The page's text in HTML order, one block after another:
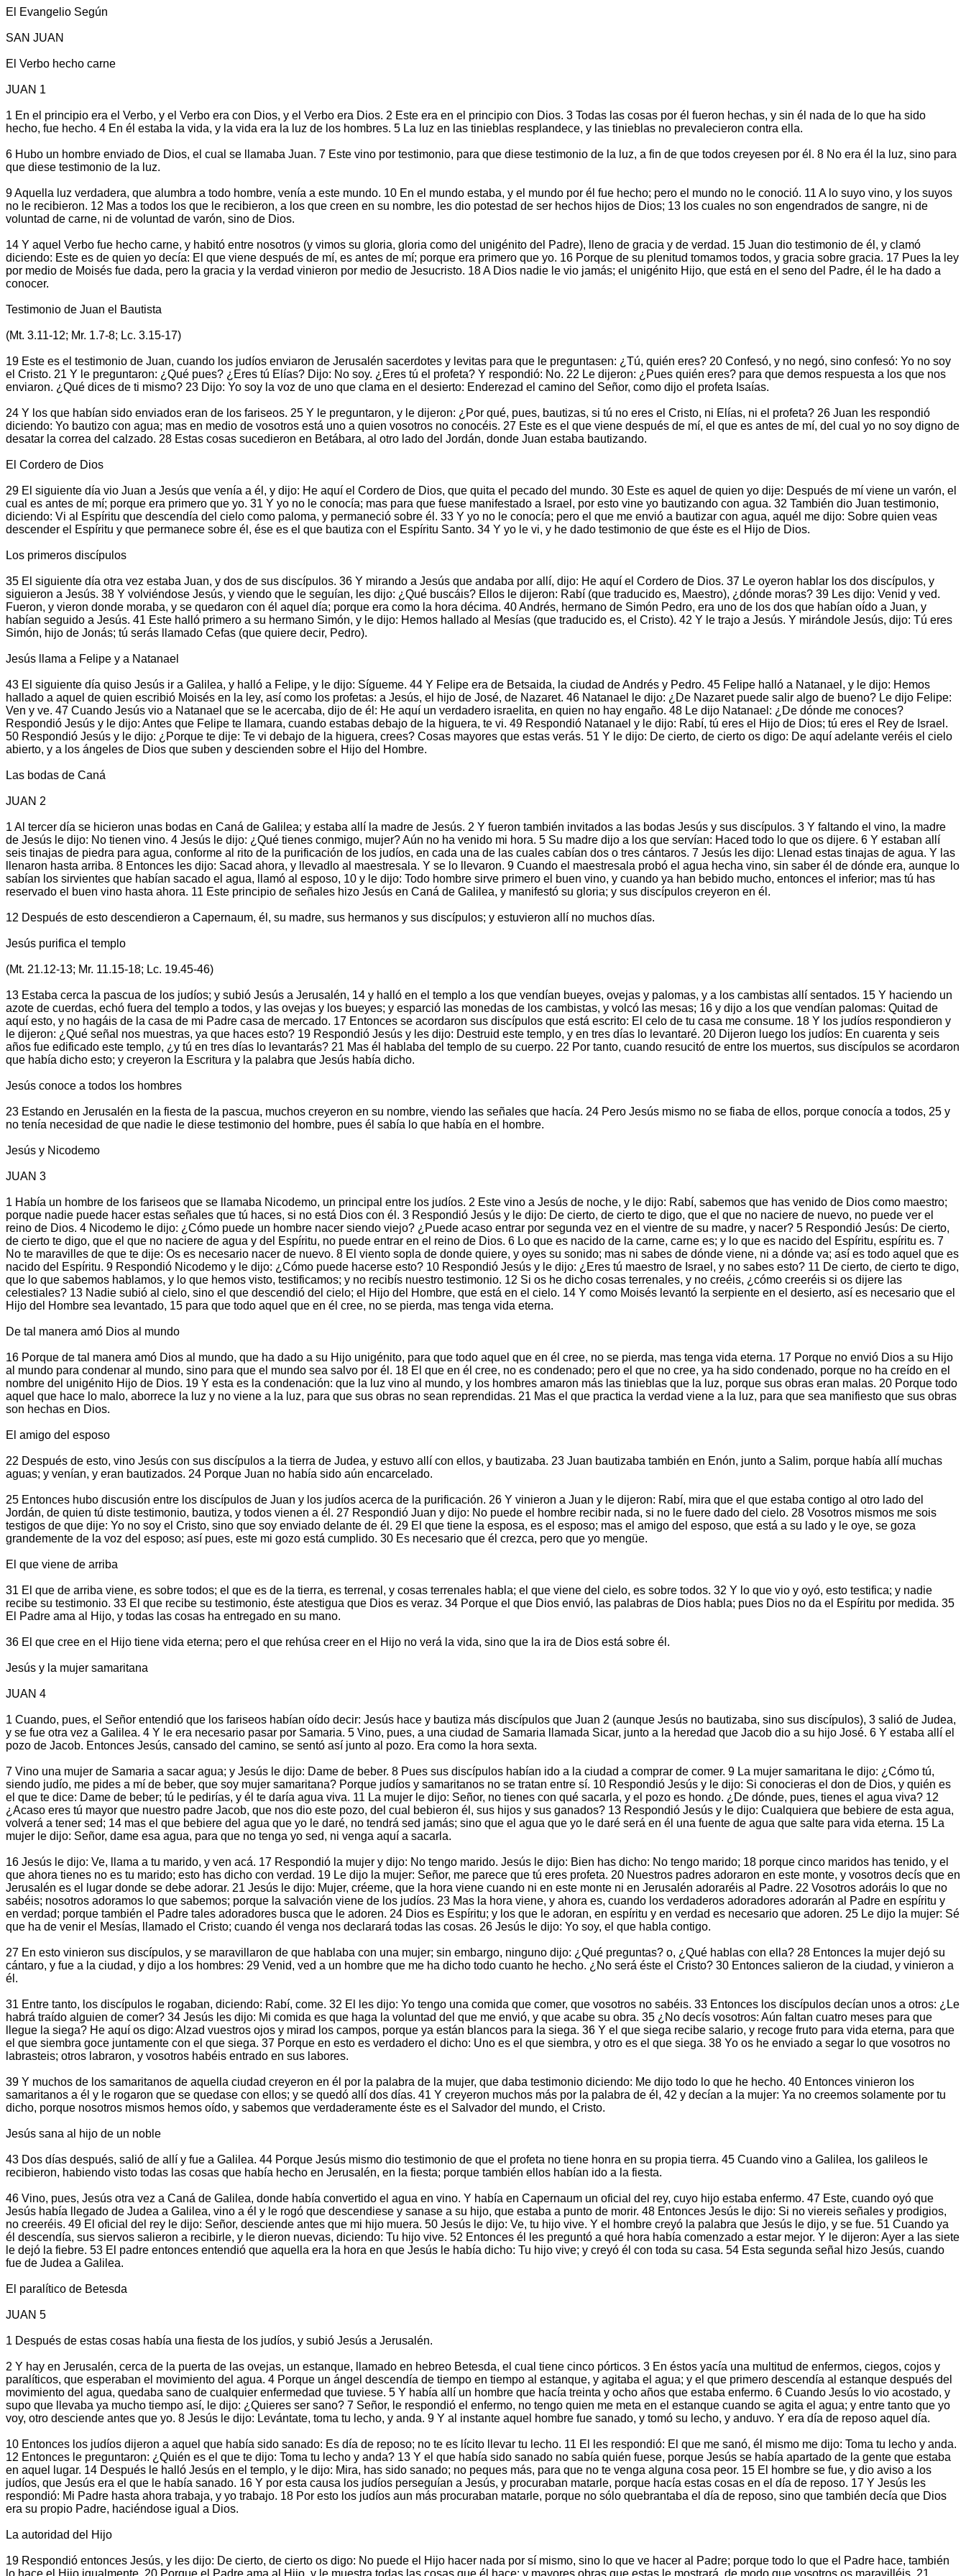
El Evangelio Según
SAN JUAN
El Verbo hecho carne
JUAN 1
1 En el principio era el Verbo, y el Verbo era con Dios, y el Verbo era Dios. 2 Este era en el principio con Dios. 3 Todas las cosas por él fueron hechas, y sin él nada de lo que ha sido
hecho, fue hecho. 4 En él estaba la vida, y la vida era la luz de los hombres. 5 La luz en las tinieblas resplandece, y las tinieblas no prevalecieron contra ella.
6 Hubo un hombre enviado de Dios, el cual se llamaba Juan. 7 Este vino por testimonio, para que diese testimonio de la luz, a fin de que todos creyesen por él. 8 No era él la luz, sino para
que diese testimonio de la luz.
9 Aquella luz verdadera, que alumbra a todo hombre, venía a este mundo. 10 En el mundo estaba, y el mundo por él fue hecho; pero el mundo no le conoció. 11 A lo suyo vino, y los suyos
no le recibieron. 12 Mas a todos los que le recibieron, a los que creen en su nombre, les dio potestad de ser hechos hijos de Dios; 13 los cuales no son engendrados de sangre, ni de
voluntad de carne, ni de voluntad de varón, sino de Dios.
14 Y aquel Verbo fue hecho carne, y habitó entre nosotros (y vimos su gloria, gloria como del unigénito del Padre), lleno de gracia y de verdad. 15 Juan dio testimonio de él, y clamó
diciendo: Este es de quien yo decía: El que viene después de mí, es antes de mí; porque era primero que yo. 16 Porque de su plenitud tomamos todos, y gracia sobre gracia. 17 Pues la ley
por medio de Moisés fue dada, pero la gracia y la verdad vinieron por medio de Jesucristo. 18 A Dios nadie le vio jamás; el unigénito Hijo, que está en el seno del Padre, él le ha dado a
conocer.
Testimonio de Juan el Bautista
(Mt. 3.11-12; Mr. 1.7-8; Lc. 3.15-17)
19 Este es el testimonio de Juan, cuando los judíos enviaron de Jerusalén sacerdotes y levitas para que le preguntasen: ¿Tú, quién eres? 20 Confesó, y no negó, sino confesó: Yo no soy
el Cristo. 21 Y le preguntaron: ¿Qué pues? ¿Eres tú Elías? Dijo: No soy. ¿Eres tú el profeta? Y respondió: No. 22 Le dijeron: ¿Pues quién eres? para que demos respuesta a los que nos
enviaron. ¿Qué dices de ti mismo? 23 Dijo: Yo soy la voz de uno que clama en el desierto: Enderezad el camino del Señor, como dijo el profeta Isaías.
24 Y los que habían sido enviados eran de los fariseos. 25 Y le preguntaron, y le dijeron: ¿Por qué, pues, bautizas, si tú no eres el Cristo, ni Elías, ni el profeta? 26 Juan les respondió
diciendo: Yo bautizo con agua; mas en medio de vosotros está uno a quien vosotros no conocéis. 27 Este es el que viene después de mí, el que es antes de mí, del cual yo no soy digno de
desatar la correa del calzado. 28 Estas cosas sucedieron en Betábara, al otro lado del Jordán, donde Juan estaba bautizando.
El Cordero de Dios
29 El siguiente día vio Juan a Jesús que venía a él, y dijo: He aquí el Cordero de Dios, que quita el pecado del mundo. 30 Este es aquel de quien yo dije: Después de mí viene un varón, el
cual es antes de mí; porque era primero que yo. 31 Y yo no le conocía; mas para que fuese manifestado a Israel, por esto vine yo bautizando con agua. 32 También dio Juan testimonio,
diciendo: Vi al Espíritu que descendía del cielo como paloma, y permaneció sobre él. 33 Y yo no le conocía; pero el que me envió a bautizar con agua, aquél me dijo: Sobre quien veas
descender el Espíritu y que permanece sobre él, ése es el que bautiza con el Espíritu Santo. 34 Y yo le vi, y he dado testimonio de que éste es el Hijo de Dios.
Los primeros discípulos
35 El siguiente día otra vez estaba Juan, y dos de sus discípulos. 36 Y mirando a Jesús que andaba por allí, dijo: He aquí el Cordero de Dios. 37 Le oyeron hablar los dos discípulos, y
siguieron a Jesús. 38 Y volviéndose Jesús, y viendo que le seguían, les dijo: ¿Qué buscáis? Ellos le dijeron: Rabí (que traducido es, Maestro), ¿dónde moras? 39 Les dijo: Venid y ved.
Fueron, y vieron donde moraba, y se quedaron con él aquel día; porque era como la hora décima. 40 Andrés, hermano de Simón Pedro, era uno de los dos que habían oído a Juan, y
habían seguido a Jesús. 41 Este halló primero a su hermano Simón, y le dijo: Hemos hallado al Mesías (que traducido es, el Cristo). 42 Y le trajo a Jesús. Y mirándole Jesús, dijo: Tú eres
Simón, hijo de Jonás; tú serás llamado Cefas (que quiere decir, Pedro).
Jesús llama a Felipe y a Natanael
43 El siguiente día quiso Jesús ir a Galilea, y halló a Felipe, y le dijo: Sígueme. 44 Y Felipe era de Betsaida, la ciudad de Andrés y Pedro. 45 Felipe halló a Natanael, y le dijo: Hemos
hallado a aquel de quien escribió Moisés en la ley, así como los profetas: a Jesús, el hijo de José, de Nazaret. 46 Natanael le dijo: ¿De Nazaret puede salir algo de bueno? Le dijo Felipe:
Ven y ve. 47 Cuando Jesús vio a Natanael que se le acercaba, dijo de él: He aquí un verdadero israelita, en quien no hay engaño. 48 Le dijo Natanael: ¿De dónde me conoces?
Respondió Jesús y le dijo: Antes que Felipe te llamara, cuando estabas debajo de la higuera, te vi. 49 Respondió Natanael y le dijo: Rabí, tú eres el Hijo de Dios; tú eres el Rey de Israel.
50 Respondió Jesús y le dijo: ¿Porque te dije: Te vi debajo de la higuera, crees? Cosas mayores que estas verás. 51 Y le dijo: De cierto, de cierto os digo: De aquí adelante veréis el cielo
abierto, y a los ángeles de Dios que suben y descienden sobre el Hijo del Hombre.
Las bodas de Caná
JUAN 2
1 Al tercer día se hicieron unas bodas en Caná de Galilea; y estaba allí la madre de Jesús. 2 Y fueron también invitados a las bodas Jesús y sus discípulos. 3 Y faltando el vino, la madre
de Jesús le dijo: No tienen vino. 4 Jesús le dijo: ¿Qué tienes conmigo, mujer? Aún no ha venido mi hora. 5 Su madre dijo a los que servían: Haced todo lo que os dijere. 6 Y estaban allí
seis tinajas de piedra para agua, conforme al rito de la purificación de los judíos, en cada una de las cuales cabían dos o tres cántaros. 7 Jesús les dijo: Llenad estas tinajas de agua. Y las
llenaron hasta arriba. 8 Entonces les dijo: Sacad ahora, y llevadlo al maestresala. Y se lo llevaron. 9 Cuando el maestresala probó el agua hecha vino, sin saber él de dónde era, aunque lo
sabían los sirvientes que habían sacado el agua, llamó al esposo, 10 y le dijo: Todo hombre sirve primero el buen vino, y cuando ya han bebido mucho, entonces el inferior; mas tú has
reservado el buen vino hasta ahora. 11 Este principio de señales hizo Jesús en Caná de Galilea, y manifestó su gloria; y sus discípulos creyeron en él.
12 Después de esto descendieron a Capernaum, él, su madre, sus hermanos y sus discípulos; y estuvieron allí no muchos días.
Jesús purifica el templo
(Mt. 21.12-13; Mr. 11.15-18; Lc. 19.45-46)
13 Estaba cerca la pascua de los judíos; y subió Jesús a Jerusalén, 14 y halló en el templo a los que vendían bueyes, ovejas y palomas, y a los cambistas allí sentados. 15 Y haciendo un
azote de cuerdas, echó fuera del templo a todos, y las ovejas y los bueyes; y esparció las monedas de los cambistas, y volcó las mesas; 16 y dijo a los que vendían palomas: Quitad de
aquí esto, y no hagáis de la casa de mi Padre casa de mercado. 17 Entonces se acordaron sus discípulos que está escrito: El celo de tu casa me consume. 18 Y los judíos respondieron y
le dijeron: ¿Qué señal nos muestras, ya que haces esto? 19 Respondió Jesús y les dijo: Destruid este templo, y en tres días lo levantaré. 20 Dijeron luego los judíos: En cuarenta y seis
años fue edificado este templo, ¿y tú en tres días lo levantarás? 21 Mas él hablaba del templo de su cuerpo. 22 Por tanto, cuando resucitó de entre los muertos, sus discípulos se acordaron
que había dicho esto; y creyeron la Escritura y la palabra que Jesús había dicho.
Jesús conoce a todos los hombres
23 Estando en Jerusalén en la fiesta de la pascua, muchos creyeron en su nombre, viendo las señales que hacía. 24 Pero Jesús mismo no se fiaba de ellos, porque conocía a todos, 25 y
no tenía necesidad de que nadie le diese testimonio del hombre, pues él sabía lo que había en el hombre.
Jesús y Nicodemo
JUAN 3
1 Había un hombre de los fariseos que se llamaba Nicodemo, un principal entre los judíos. 2 Este vino a Jesús de noche, y le dijo: Rabí, sabemos que has venido de Dios como maestro;
porque nadie puede hacer estas señales que tú haces, si no está Dios con él. 3 Respondió Jesús y le dijo: De cierto, de cierto te digo, que el que no naciere de nuevo, no puede ver el
reino de Dios. 4 Nicodemo le dijo: ¿Cómo puede un hombre nacer siendo viejo? ¿Puede acaso entrar por segunda vez en el vientre de su madre, y nacer? 5 Respondió Jesús: De cierto,
de cierto te digo, que el que no naciere de agua y del Espíritu, no puede entrar en el reino de Dios. 6 Lo que es nacido de la carne, carne es; y lo que es nacido del Espíritu, espíritu es. 7
No te maravilles de que te dije: Os es necesario nacer de nuevo. 8 El viento sopla de donde quiere, y oyes su sonido; mas ni sabes de dónde viene, ni a dónde va; así es todo aquel que es
nacido del Espíritu. 9 Respondió Nicodemo y le dijo: ¿Cómo puede hacerse esto? 10 Respondió Jesús y le dijo: ¿Eres tú maestro de Israel, y no sabes esto? 11 De cierto, de cierto te digo,
que lo que sabemos hablamos, y lo que hemos visto, testificamos; y no recibís nuestro testimonio. 12 Si os he dicho cosas terrenales, y no creéis, ¿cómo creeréis si os dijere las
celestiales? 13 Nadie subió al cielo, sino el que descendió del cielo; el Hijo del Hombre, que está en el cielo. 14 Y como Moisés levantó la serpiente en el desierto, así es necesario que el
Hijo del Hombre sea levantado, 15 para que todo aquel que en él cree, no se pierda, mas tenga vida eterna.
De tal manera amó Dios al mundo
16 Porque de tal manera amó Dios al mundo, que ha dado a su Hijo unigénito, para que todo aquel que en él cree, no se pierda, mas tenga vida eterna. 17 Porque no envió Dios a su Hijo
al mundo para condenar al mundo, sino para que el mundo sea salvo por él. 18 El que en él cree, no es condenado; pero el que no cree, ya ha sido condenado, porque no ha creído en el
nombre del unigénito Hijo de Dios. 19 Y esta es la condenación: que la luz vino al mundo, y los hombres amaron más las tinieblas que la luz, porque sus obras eran malas. 20 Porque todo
aquel que hace lo malo, aborrece la luz y no viene a la luz, para que sus obras no sean reprendidas. 21 Mas el que practica la verdad viene a la luz, para que sea manifiesto que sus obras
son hechas en Dios.
El amigo del esposo
22 Después de esto, vino Jesús con sus discípulos a la tierra de Judea, y estuvo allí con ellos, y bautizaba. 23 Juan bautizaba también en Enón, junto a Salim, porque había allí muchas
aguas; y venían, y eran bautizados. 24 Porque Juan no había sido aún encarcelado.
25 Entonces hubo discusión entre los discípulos de Juan y los judíos acerca de la purificación. 26 Y vinieron a Juan y le dijeron: Rabí, mira que el que estaba contigo al otro lado del
Jordán, de quien tú diste testimonio, bautiza, y todos vienen a él. 27 Respondió Juan y dijo: No puede el hombre recibir nada, si no le fuere dado del cielo. 28 Vosotros mismos me sois
testigos de que dije: Yo no soy el Cristo, sino que soy enviado delante de él. 29 El que tiene la esposa, es el esposo; mas el amigo del esposo, que está a su lado y le oye, se goza
grandemente de la voz del esposo; así pues, este mi gozo está cumplido. 30 Es necesario que él crezca, pero que yo mengüe.
El que viene de arriba
31 El que de arriba viene, es sobre todos; el que es de la tierra, es terrenal, y cosas terrenales habla; el que viene del cielo, es sobre todos. 32 Y lo que vio y oyó, esto testifica; y nadie
recibe su testimonio. 33 El que recibe su testimonio, éste atestigua que Dios es veraz. 34 Porque el que Dios envió, las palabras de Dios habla; pues Dios no da el Espíritu por medida. 35
El Padre ama al Hijo, y todas las cosas ha entregado en su mano.
36 El que cree en el Hijo tiene vida eterna; pero el que rehúsa creer en el Hijo no verá la vida, sino que la ira de Dios está sobre él.
Jesús y la mujer samaritana
JUAN 4
1 Cuando, pues, el Señor entendió que los fariseos habían oído decir: Jesús hace y bautiza más discípulos que Juan 2 (aunque Jesús no bautizaba, sino sus discípulos), 3 salió de Judea,
y se fue otra vez a Galilea. 4 Y le era necesario pasar por Samaria. 5 Vino, pues, a una ciudad de Samaria llamada Sicar, junto a la heredad que Jacob dio a su hijo José. 6 Y estaba allí el
pozo de Jacob. Entonces Jesús, cansado del camino, se sentó así junto al pozo. Era como la hora sexta.
7 Vino una mujer de Samaria a sacar agua; y Jesús le dijo: Dame de beber. 8 Pues sus discípulos habían ido a la ciudad a comprar de comer. 9 La mujer samaritana le dijo: ¿Cómo tú,
siendo judío, me pides a mí de beber, que soy mujer samaritana? Porque judíos y samaritanos no se tratan entre sí. 10 Respondió Jesús y le dijo: Si conocieras el don de Dios, y quién es
el que te dice: Dame de beber; tú le pedirías, y él te daría agua viva. 11 La mujer le dijo: Señor, no tienes con qué sacarla, y el pozo es hondo. ¿De dónde, pues, tienes el agua viva? 12
¿Acaso eres tú mayor que nuestro padre Jacob, que nos dio este pozo, del cual bebieron él, sus hijos y sus ganados? 13 Respondió Jesús y le dijo: Cualquiera que bebiere de esta agua,
volverá a tener sed; 14 mas el que bebiere del agua que yo le daré, no tendrá sed jamás; sino que el agua que yo le daré será en él una fuente de agua que salte para vida eterna. 15 La
mujer le dijo: Señor, dame esa agua, para que no tenga yo sed, ni venga aquí a sacarla.
16 Jesús le dijo: Ve, llama a tu marido, y ven acá. 17 Respondió la mujer y dijo: No tengo marido. Jesús le dijo: Bien has dicho: No tengo marido; 18 porque cinco maridos has tenido, y el
que ahora tienes no es tu marido; esto has dicho con verdad. 19 Le dijo la mujer: Señor, me parece que tú eres profeta. 20 Nuestros padres adoraron en este monte, y vosotros decís que en
Jerusalén es el lugar donde se debe adorar. 21 Jesús le dijo: Mujer, créeme, que la hora viene cuando ni en este monte ni en Jerusalén adoraréis al Padre. 22 Vosotros adoráis lo que no
sabéis; nosotros adoramos lo que sabemos; porque la salvación viene de los judíos. 23 Mas la hora viene, y ahora es, cuando los verdaderos adoradores adorarán al Padre en espíritu y
en verdad; porque también el Padre tales adoradores busca que le adoren. 24 Dios es Espíritu; y los que le adoran, en espíritu y en verdad es necesario que adoren. 25 Le dijo la mujer: Sé
que ha de venir el Mesías, llamado el Cristo; cuando él venga nos declarará todas las cosas. 26 Jesús le dijo: Yo soy, el que habla contigo.
27 En esto vinieron sus discípulos, y se maravillaron de que hablaba con una mujer; sin embargo, ninguno dijo: ¿Qué preguntas? o, ¿Qué hablas con ella? 28 Entonces la mujer dejó su
cántaro, y fue a la ciudad, y dijo a los hombres: 29 Venid, ved a un hombre que me ha dicho todo cuanto he hecho. ¿No será éste el Cristo? 30 Entonces salieron de la ciudad, y vinieron a
él.
31 Entre tanto, los discípulos le rogaban, diciendo: Rabí, come. 32 El les dijo: Yo tengo una comida que comer, que vosotros no sabéis. 33 Entonces los discípulos decían unos a otros: ¿Le
habrá traído alguien de comer? 34 Jesús les dijo: Mi comida es que haga la voluntad del que me envió, y que acabe su obra. 35 ¿No decís vosotros: Aún faltan cuatro meses para que
llegue la siega? He aquí os digo: Alzad vuestros ojos y mirad los campos, porque ya están blancos para la siega. 36 Y el que siega recibe salario, y recoge fruto para vida eterna, para que
el que siembra goce juntamente con el que siega. 37 Porque en esto es verdadero el dicho: Uno es el que siembra, y otro es el que siega. 38 Yo os he enviado a segar lo que vosotros no
labrasteis; otros labraron, y vosotros habéis entrado en sus labores.
39 Y muchos de los samaritanos de aquella ciudad creyeron en él por la palabra de la mujer, que daba testimonio diciendo: Me dijo todo lo que he hecho. 40 Entonces vinieron los
samaritanos a él y le rogaron que se quedase con ellos; y se quedó allí dos días. 41 Y creyeron muchos más por la palabra de él, 42 y decían a la mujer: Ya no creemos solamente por tu
dicho, porque nosotros mismos hemos oído, y sabemos que verdaderamente éste es el Salvador del mundo, el Cristo.
Jesús sana al hijo de un noble
43 Dos días después, salió de allí y fue a Galilea. 44 Porque Jesús mismo dio testimonio de que el profeta no tiene honra en su propia tierra. 45 Cuando vino a Galilea, los galileos le
recibieron, habiendo visto todas las cosas que había hecho en Jerusalén, en la fiesta; porque también ellos habían ido a la fiesta.
46 Vino, pues, Jesús otra vez a Caná de Galilea, donde había convertido el agua en vino. Y había en Capernaum un oficial del rey, cuyo hijo estaba enfermo. 47 Este, cuando oyó que
Jesús había llegado de Judea a Galilea, vino a él y le rogó que descendiese y sanase a su hijo, que estaba a punto de morir. 48 Entonces Jesús le dijo: Si no viereis señales y prodigios,
no creeréis. 49 El oficial del rey le dijo: Señor, desciende antes que mi hijo muera. 50 Jesús le dijo: Ve, tu hijo vive. Y el hombre creyó la palabra que Jesús le dijo, y se fue. 51 Cuando ya
él descendía, sus siervos salieron a recibirle, y le dieron nuevas, diciendo: Tu hijo vive. 52 Entonces él les preguntó a qué hora había comenzado a estar mejor. Y le dijeron: Ayer a las siete
le dejó la fiebre. 53 El padre entonces entendió que aquella era la hora en que Jesús le había dicho: Tu hijo vive; y creyó él con toda su casa. 54 Esta segunda señal hizo Jesús, cuando
fue de Judea a Galilea.
El paralítico de Betesda
JUAN 5
1 Después de estas cosas había una fiesta de los judíos, y subió Jesús a Jerusalén.
2 Y hay en Jerusalén, cerca de la puerta de las ovejas, un estanque, llamado en hebreo Betesda, el cual tiene cinco pórticos. 3 En éstos yacía una multitud de enfermos, ciegos, cojos y
paralíticos, que esperaban el movimiento del agua. 4 Porque un ángel descendía de tiempo en tiempo al estanque, y agitaba el agua; y el que primero descendía al estanque después del
movimiento del agua, quedaba sano de cualquier enfermedad que tuviese. 5 Y había allí un hombre que hacía treinta y ocho años que estaba enfermo. 6 Cuando Jesús lo vio acostado, y
supo que llevaba ya mucho tiempo así, le dijo: ¿Quieres ser sano? 7 Señor, le respondió el enfermo, no tengo quien me meta en el estanque cuando se agita el agua; y entre tanto que yo
voy, otro desciende antes que yo. 8 Jesús le dijo: Levántate, toma tu lecho, y anda. 9 Y al instante aquel hombre fue sanado, y tomó su lecho, y anduvo. Y era día de reposo aquel día.
10 Entonces los judíos dijeron a aquel que había sido sanado: Es día de reposo; no te es lícito llevar tu lecho. 11 El les respondió: El que me sanó, él mismo me dijo: Toma tu lecho y anda.
12 Entonces le preguntaron: ¿Quién es el que te dijo: Toma tu lecho y anda? 13 Y el que había sido sanado no sabía quién fuese, porque Jesús se había apartado de la gente que estaba
en aquel lugar. 14 Después le halló Jesús en el templo, y le dijo: Mira, has sido sanado; no peques más, para que no te venga alguna cosa peor. 15 El hombre se fue, y dio aviso a los
judíos, que Jesús era el que le había sanado. 16 Y por esta causa los judíos perseguían a Jesús, y procuraban matarle, porque hacía estas cosas en el día de reposo. 17 Y Jesús les
respondió: Mi Padre hasta ahora trabaja, y yo trabajo. 18 Por esto los judíos aun más procuraban matarle, porque no sólo quebrantaba el día de reposo, sino que también decía que Dios
era su propio Padre, haciéndose igual a Dios.
La autoridad del Hijo
19 Respondió entonces Jesús, y les dijo: De cierto, de cierto os digo: No puede el Hijo hacer nada por sí mismo, sino lo que ve hacer al Padre; porque todo lo que el Padre hace, también
lo hace el Hijo igualmente. 20 Porque el Padre ama al Hijo, y le muestra todas las cosas que él hace; y mayores obras que estas le mostrará, de modo que vosotros os maravilléis. 21